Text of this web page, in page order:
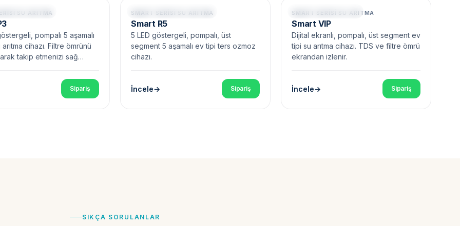
3 LED Göstergeli
SU ARITMA
pompalı 5 aşamalı
cihazı. Filtre ömrünü
takip etmenizi sağ…
Sipariş
Pompalı • 5 LED Göstergeli
SMART SERISI SU ARITMA
Smart R5
5 LED göstergeli, pompalı, üst
segment 5 aşamalı ev tipi ters ozmoz
cihazı.
İncele Sipariş
Dijital Ekran • Pompalı
SMART SERISI SU ARITMA
Smart VIP
Dijital ekranlı, pompalı, üst segment ev
tipi su arıtma cihazı. TDS ve filtre ömrü
ekrandan izlenir.
İncele Sipariş
SIKÇA SORULANLAR